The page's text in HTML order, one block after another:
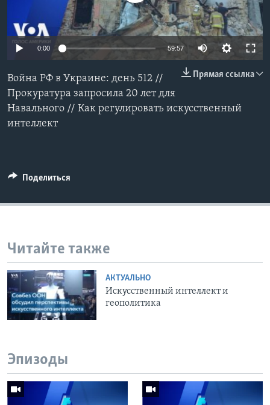
Learning English
СОЦИАЛЬНЫЕ СЕТИ
Языки
0:00 59:57
Прямая ссылка
Война РФ в Украине: день 512 //
Прокуратура запросила 20 лет для
Навального // Как регулировать искусственный
интеллект
Поделиться
Читайте также
АКТУАЛЬНО
Искусственный интеллект и
геополитика
Эпизоды